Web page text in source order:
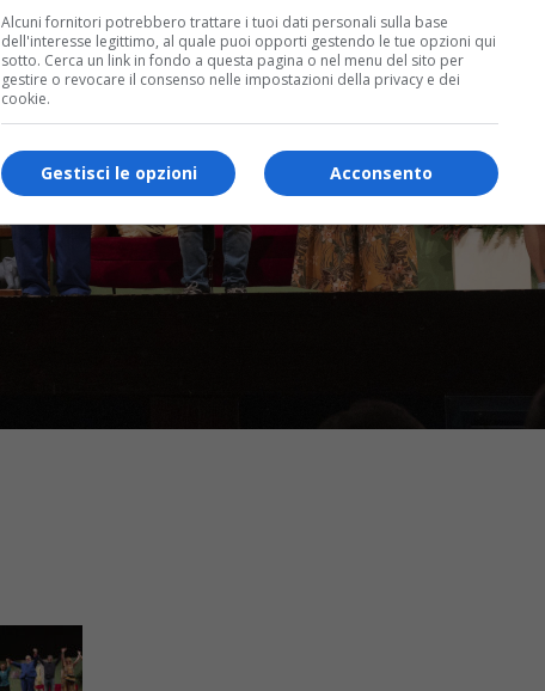
Alcuni fornitori potrebbero trattare i tuoi dati personali sulla base
dell'interesse legittimo, al quale puoi opporti gestendo le tue opzioni qui
sotto. Cerca un link in fondo a questa pagina o nel menu del sito per
gestire o revocare il consenso nelle impostazioni della privacy e dei
cookie.
Acconsento
Gestisci le opzioni